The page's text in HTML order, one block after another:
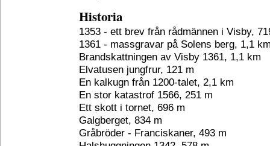
Historia
1353 - ett brev från rådmännen i Visby,
1361 - massgravar på Solens berg, 1,1
Brandskattningen av Visby 1361, 1,1 km
Elvatusen jungfrur, 121 m
En kalkugn från 1200-talet, 2,1 km
En stor katastrof 1566, 251 m
Ett skott i tornet, 696 m
Galgberget, 834 m
Gråbröder - Franciskaner, 493 m